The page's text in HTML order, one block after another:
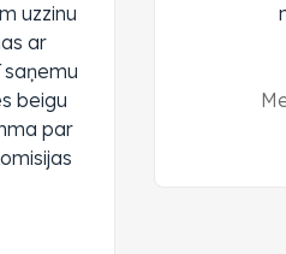
uzzinu
ar
saņemu
beigu
par